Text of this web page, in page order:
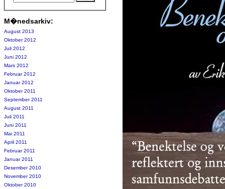
M�nedsarkiv:
August 2013
Oktober 2012
Juli 2012
Juni 2012
Mars 2012
Februar 2012
Januar 2012
Oktober 2011
September 2011
August 2011
Juli 2011
Juni 2011
Mai 2011
April 2011
Februar 2011
Januar 2011
Desember 2010
November 2010
Oktober 2010